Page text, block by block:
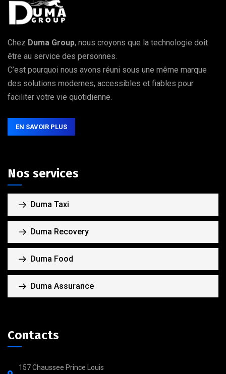
Chez Duma Group, nous croyons que la technologie doit
être au service des personnes.
C’est pourquoi nous avons réuni sous une même marque
des solutions modernes, accessibles et fiables pour
faciliter votre vie quotidienne.
EN SAVOIR PLUS
Nos services
Duma Taxi
Duma Recovery
Duma Food
Duma Assurance
Contacts
157 Chaussee Prince Louis